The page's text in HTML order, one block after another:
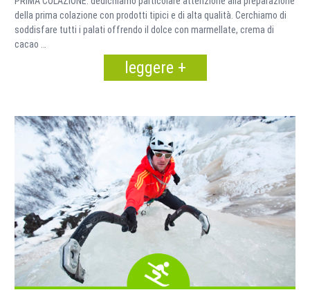
della prima colazione con prodotti tipici e di alta qualità. Cerchiamo di
soddisfare tutti i palati offrendo il dolce con marmellate, crema di
cacao …
leggere +